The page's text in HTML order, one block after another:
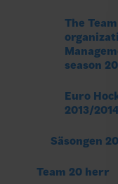
The
season
Euro
2013/
Säsongen
Team 20 herr